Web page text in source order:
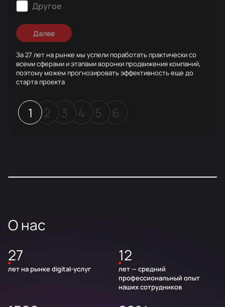
Другое
Далее
За 27 лет на рынке мы успели поработать практически со
всеми сферами и этапами воронки продвижения компаний,
поэтому можем прогнозировать эффективность еще до
старта проекта
1 2 3 4 5 6
О нас
27
лет на рынке digital-услуг
12
лет — средний
профессиональный опыт
наших сотрудников